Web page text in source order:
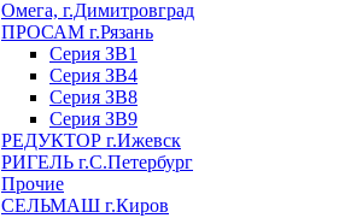
Омега, г.Димитровград
ПРОСАМ г.Рязань
Серия ЗВ1
Серия ЗВ4
Серия ЗВ8
Серия ЗВ9
РЕДУКТОР г.Ижевск
РИГЕЛЬ г.С.Петербург
Прочие
СЕЛЬМАШ г.Киров